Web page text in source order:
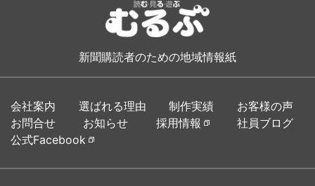
新聞購読者のための地域情報紙
会社案内 選ばれる理由 制作実績
お客様の声
お問合せ
お知らせ 採用情報
社員ブログ
公式Facebook